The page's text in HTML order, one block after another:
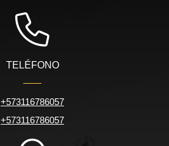
TELÉFONO
+573116786057
+573116786057